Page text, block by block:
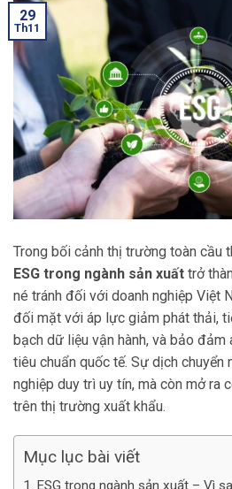
29
Th11
Trong bối cảnh thị trường toàn cầu
ESG trong ngành sản xuất trở
né tránh đối với doanh nghiệp Việt
đối mặt với áp lực giảm phát thải,
bạch dữ liệu vận hành, và bảo đảm
tiêu chuẩn quốc tế. Sự dịch chuyển
nghiệp duy trì uy tín, mà còn mở ra
trên thị trường xuất khẩu.
Mục lục bài viết